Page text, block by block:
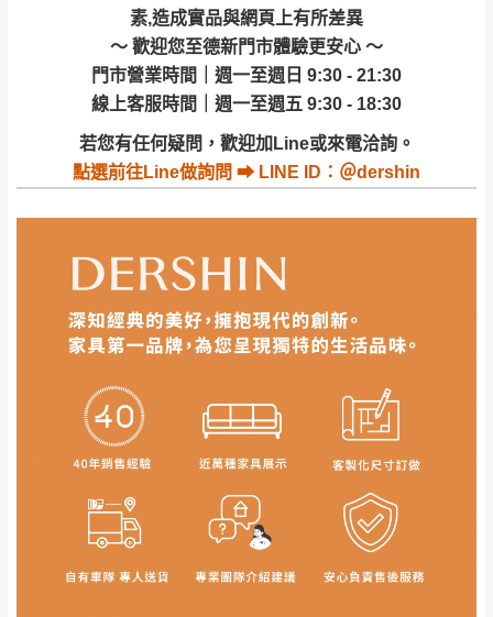
素,造成實品與網頁上有所差異
～ 歡迎您至德新門市體驗更安心 ～
門市營業時間｜週一至週日 9:30 - 21:30
線上客服時間｜週一至週五 9:30 - 18:30
若您有任何疑問，歡迎加Line或來電洽詢。
點選前往Line做詢問 ⮕ LINE ID：＠dershin
配送天數：5~14天
到貨時間：指定送貨日當天以電話聯絡確認
｜周（一）配送部門固定公休無送貨｜
台北市、新北市地區固定每周(三)、(日)兩天收送貨
暫無配送地區：彰化、南投、雲林、嘉義、台南、高
雄、屏東、宜蘭、 花蓮、台東、金門、馬祖、澎湖地區
（可於LINE線上詢問 →@dershin）
加收說明
。
完成出貨15個工作天另行寄出，另外約加上2~7個
工作天內送達，如遇國定假日將順延寄送。
退換貨說明：
若收到不良品，請於到貨日起七日內通知本
公司客服人員，我們將為您更換新品，運費
皆由本站負責，所有退回及換貨之商品必須
是全新狀態且完整包裝，床墊、床包、枕頭
包裝、廠商紙及所有附隨文件或資料之完整
貨。
由於透過電腦螢幕選購商品，可能會因個人
電腦螢幕的設定色差或解析度等因素， 與實
際商品的顏色、質感稍有不同，如因此而需
退換貨，
需自付來回運費及人資成本，請您
訂購前詳加確認。(包含商品尺寸是否合適)。
訂購前請確認商品尺寸，大型物件因為人工
丈量，難免會有些許誤差值(約正負0.5CM)